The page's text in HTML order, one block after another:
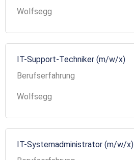
Wolfsegg
IT-Support-Techniker (m/w/x)
Berufserfahrung
Wolfsegg
IT-Systemadministrator (m/w/x)